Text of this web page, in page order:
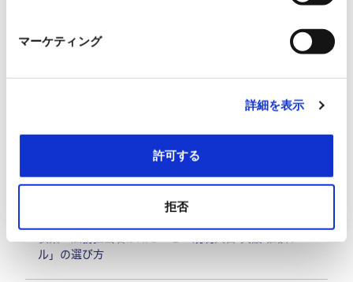
マーケティング
詳細を表示
許可する
拒否
方法
英語契約書の翻訳と要約を自動化する方法
ル」の選び方